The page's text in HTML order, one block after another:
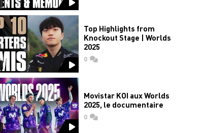
Top Highlights from
Knockout Stage | Worlds
2025
0commentaires
Movistar KOI aux Worlds
2025, le documentaire
0commentaires